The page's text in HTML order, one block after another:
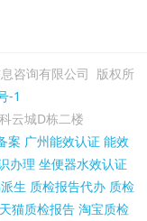
咨询有限公司 版权所
-1
云城D栋二楼
案 广州能效认证 能效
办理 坐便器水效认证
生 质检报告代办 质检
天猫质检报告 淘宝质检